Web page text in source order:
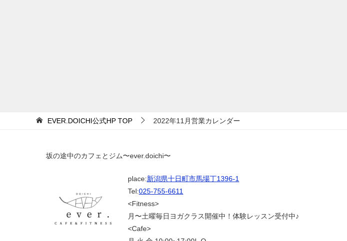
EVER.DOICHI公式HP TOP 2022年11月営業カレンダー
坂の途中のカフェとジム〜ever.doichi〜
place:新潟県十日町市馬場丁1396-1
Tel:025-755-6611
<Fitness>
月〜土曜毎日ヨガクラス開催中！体験レッスン受付中♪
<Cafe>